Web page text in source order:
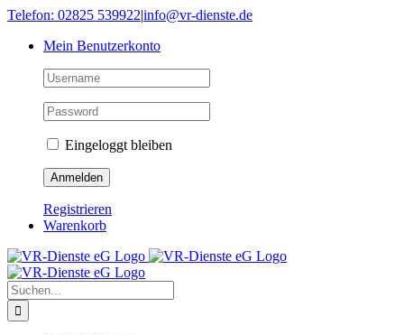
Skip
content
Telefon: 02825 539922|info@vr-dienste.de
Mein Benutzerkonto
Eingeloggt bleiben
Registrieren
Warenkorb
Suche
nach: